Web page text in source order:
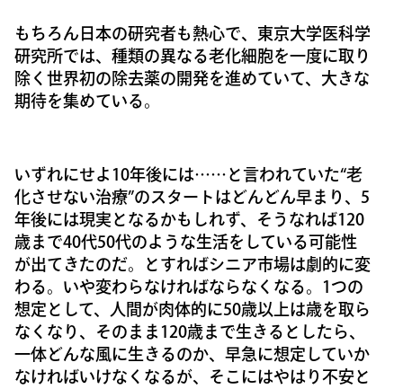
もちろん日本の研究者も熱心で、東京大学医科学
研究所では、種類の異なる老化細胞を一度に取り
除く世界初の除去薬の開発を進めていて、大きな
期待を集めている。
いずれにせよ10年後には……と言われていた“老
化させない治療”のスタートはどんどん早まり、5
年後には現実となるかもしれず、そうなれば120
歳まで40代50代のような生活をしている可能性
が出てきたのだ。とすればシニア市場は劇的に変
わる。いや変わらなければならなくなる。1つの
想定として、人間が肉体的に50歳以上は歳を取ら
なくなり、そのまま120歳まで生きるとしたら、
一体どんな風に生きるのか、早急に想定していか
なければいけなくなるが、そこにはやはり不安と